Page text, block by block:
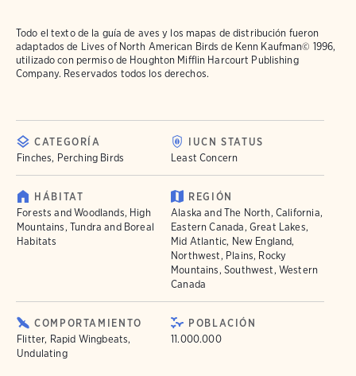
Todo el texto de la guía de aves y los mapas de distribución fueron
adaptados de Lives of North American Birds de Kenn Kaufman© 1996,
utilizado con permiso de Houghton Mifflin Harcourt Publishing
Company. Reservados todos los derechos.
CATEGORÍA
Finches, Perching Birds
IUCN STATUS
Least Concern
HÁBITAT
Forests and Woodlands, High
Mountains, Tundra and Boreal
Habitats
REGIÓN
Alaska and The North, California,
Eastern Canada, Great Lakes,
Mid Atlantic, New England,
Northwest, Plains, Rocky
Mountains, Southwest, Western
Canada
COMPORTAMIENTO
Flitter, Rapid Wingbeats,
Undulating
POBLACIÓN
11.000.000